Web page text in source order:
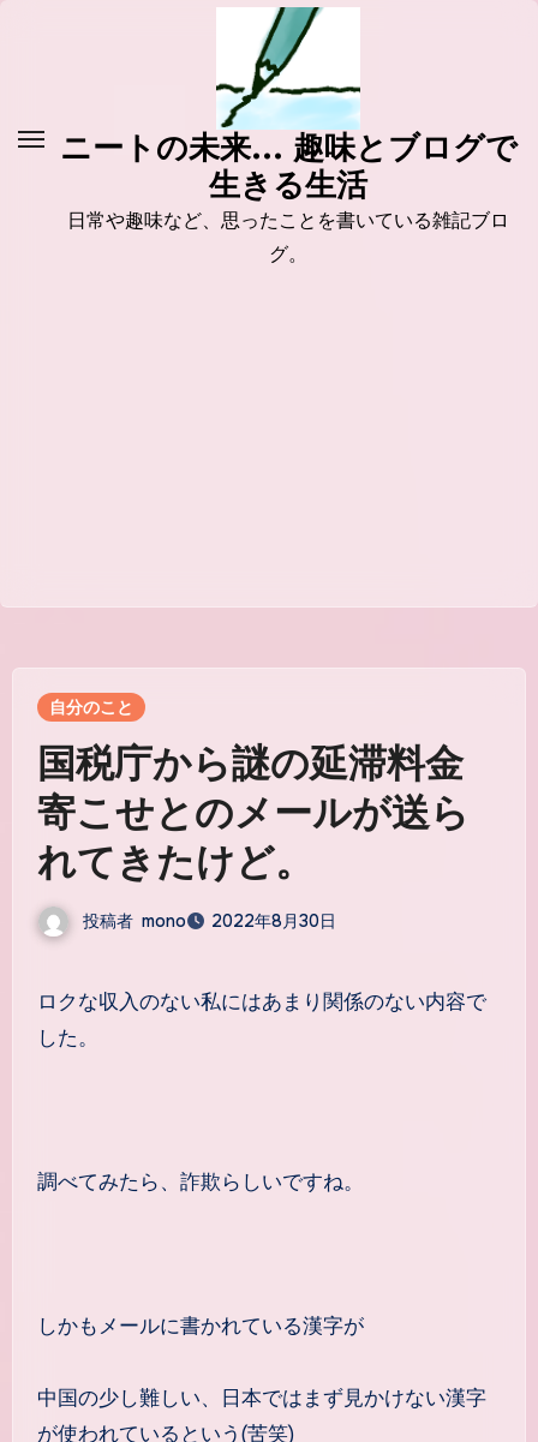
ニートの未来... 趣味とブログで
生きる生活
日常や趣味など、思ったことを書いている雑記ブロ
グ。
自分のこと
国税庁から謎の延滞料金
寄こせとのメールが送ら
れてきたけど。
投稿者 mono 2022年8月30日
ロクな収入のない私にはあまり関係のない内容で
した。
調べてみたら、詐欺らしいですね。
しかもメールに書かれている漢字が
中国の少し難しい、日本ではまず見かけない漢字
が使われているという(苦笑)